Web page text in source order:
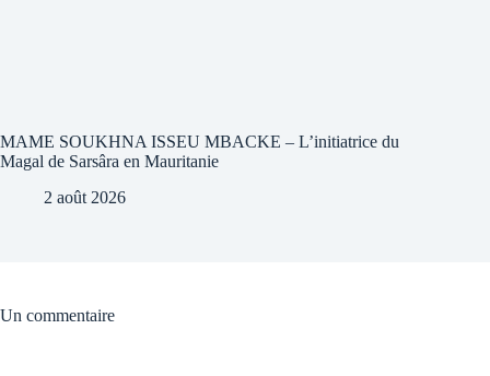
MAME SOUKHNA ISSEU MBACKE – L’initiatrice du
Magal de Sarsâra en Mauritanie
2 août 2026
Un commentaire